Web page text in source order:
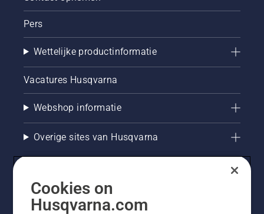
Pers
Wettelijke productinformatie
Vacatures Husqvarna
Webshop informatie
Overige sites van Husqvarna
Cookies on
Husqvarna.com